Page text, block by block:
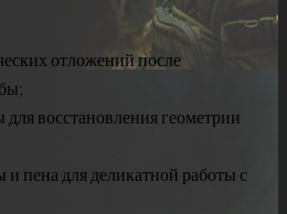
отложений после
восстановления геометрии
и пена для деликатной работы с